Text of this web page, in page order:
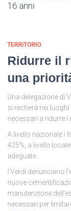
16 anni
TERRITORIO
Ridurre il
una
Una delegazione di
si recherà nei
necessari a ridurre i
A livello nazionale i
425%, a livello
adeguate.
I Verdi denunciano
nuove
manutenzione
necessari per